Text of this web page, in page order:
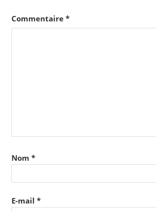
Commentaire *
Nom *
E-mail *